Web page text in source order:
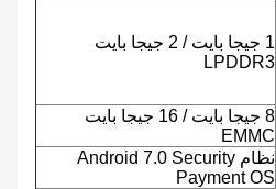
1 جيجا بايت / 2 جيجا بايت
LPDDR3
8 جيجا بايت / 16 جيجا بايت
EMMC
نظام Android 7.0 Security
Payment OS